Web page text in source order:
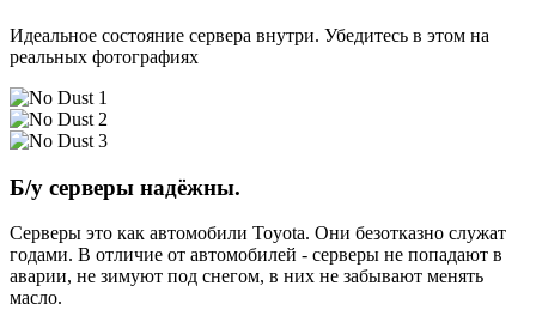
Идеальное состояние сервера внутри. Убедитесь в этом на
реальных фотографиях
Б/у серверы надёжны.
Серверы это как автомобили Toyota. Они безотказно служат
годами. В отличие от автомобилей - серверы не попадают в
аварии, не зимуют под снегом, в них не забывают менять
масло.